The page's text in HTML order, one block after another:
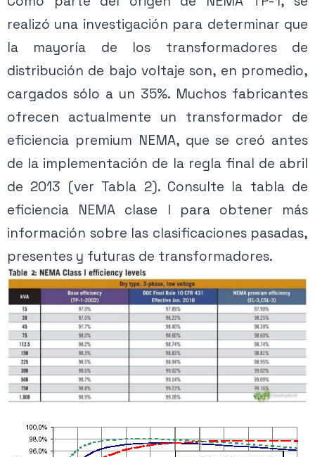
realizó una investigación para determinar que
la mayoría de los transformadores de
distribución de bajo voltaje son, en promedio,
cargados sólo a un 35%. Muchos fabricantes
ofrecen actualmente un transformador de
eficiencia premium NEMA, que se creó antes
de la implementación de la regla final de abril
de 2013 (ver Tabla 2). Consulte la tabla de
eficiencia NEMA clase I para obtener más
información sobre las clasificaciones pasadas,
presentes y futuras de transformadores.